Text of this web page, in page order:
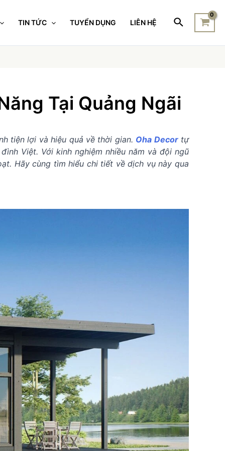
TIN TỨC TUYỂN DỤNG LIÊN HỆ
Tại Quảng Ngãi
tiện lợi và hiệu quả về thời gian. Oha Decortự
Việt. Với kinh nghiệm nhiều năm và đội ngũ
Hãy cùng tìm hiểu chi tiết về dịch vụ này qua